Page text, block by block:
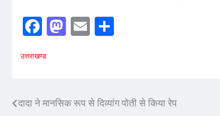
Facebook
Mastodon
Email
उत्तराखण्ड
Post
दादा ने मानसिक रूप से दिव्यांग पोती से किया रेप